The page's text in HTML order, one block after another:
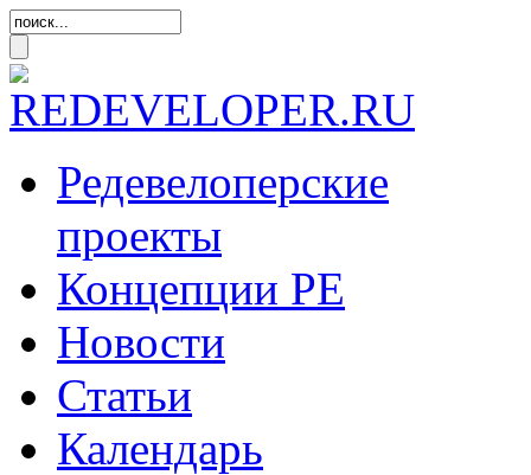
Редевелоперские
проекты
Концепции РЕ
Новости
Статьи
Календарь